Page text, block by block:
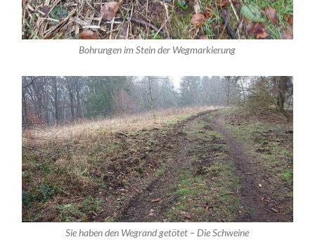
Bohrungen im Stein der Wegmarkierung
Sie haben den Wegrand getötet – Die Schweine